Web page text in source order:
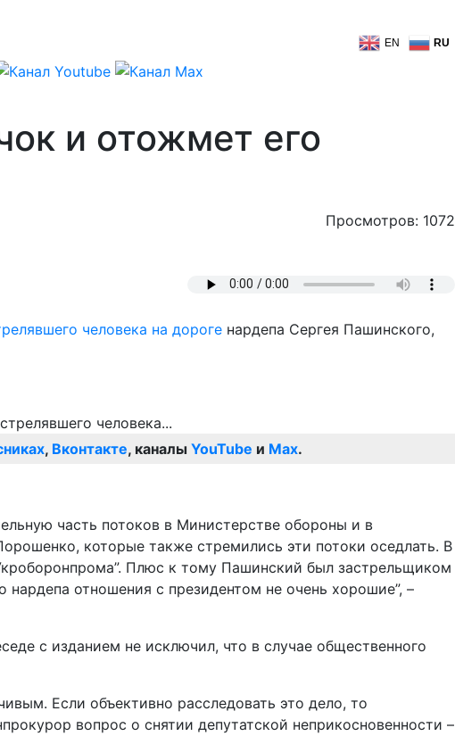
EN RU
и отожмет его
Просмотров: 1072
человека на дороге нардепа Сергея Пашинского,
, Вконтакте, каналы YouTube и Max.
часть потоков в Министерстве обороны и в
которые также стремились эти потоки оседлать. В
Плюс к тому Пашинский был застрельщиком
отношения с президентом не очень хорошие”, –
с изданием не исключил, что в случае общественного
Если объективно расследовать это дело, то
вопрос о снятии депутатской неприкосновенности –